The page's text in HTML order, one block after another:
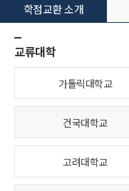
학점교환 소개
교류대학
가톨릭대학교
건국대학교
고려대학교